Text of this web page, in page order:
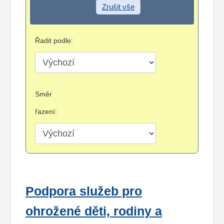
Zrušit vše
Řadit podle:
Směr
řazení:
Podpora služeb pro
ohrožené děti, rodiny a